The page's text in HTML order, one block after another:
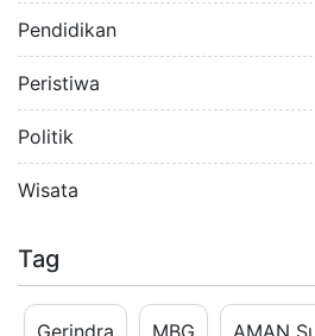
Pendidikan
Peristiwa
Politik
Wisata
Tag
Gerindra MBG AMAN